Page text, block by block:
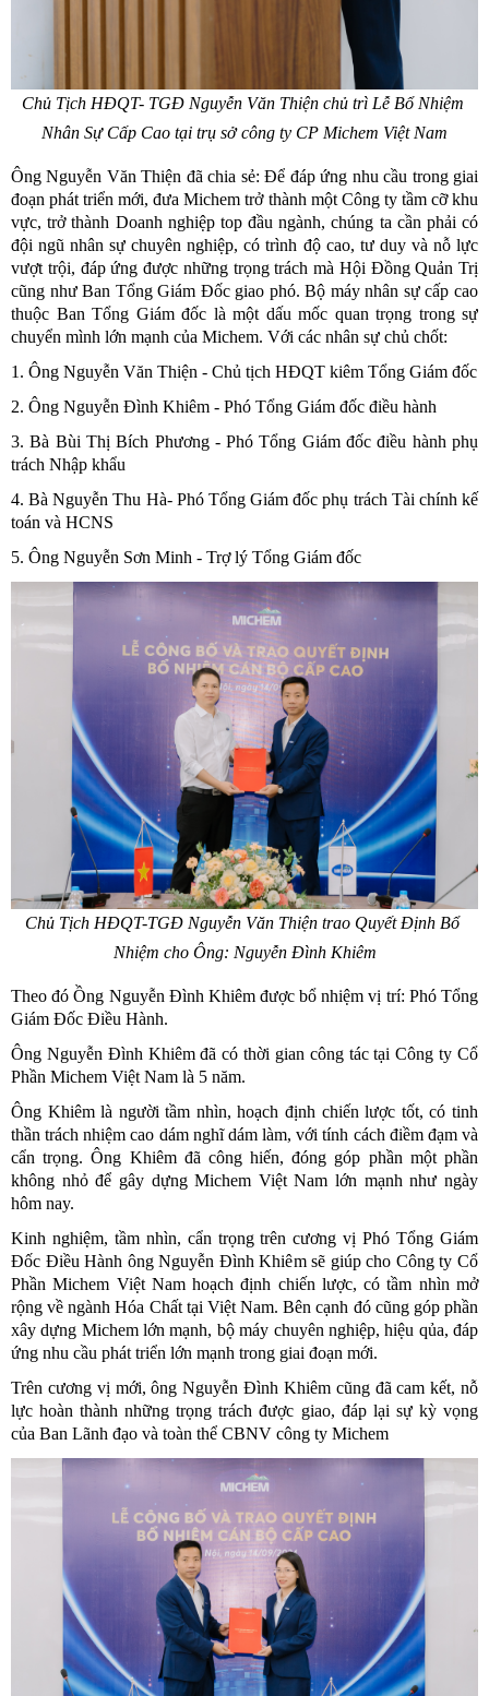
Chủ Tịch HĐQT- TGĐ Nguyễn Văn Thiện chủ trì Lễ Bổ Nhiệm
Nhân Sự Cấp Cao tại trụ sở công ty CP Michem Việt Nam
Ông Nguyễn Văn Thiện đã chia sẻ: Để đáp ứng nhu cầu trong giai
đoạn phát triển mới, đưa Michem trở thành một Công ty tầm cỡ khu
vực, trở thành Doanh nghiệp top đầu ngành, chúng ta cần phải có
đội ngũ nhân sự chuyên nghiệp, có trình độ cao, tư duy và nỗ lực
vượt trội, đáp ứng được những trọng trách mà Hội Đồng Quản Trị
cũng như Ban Tổng Giám Đốc giao phó. Bộ máy nhân sự cấp cao
thuộc Ban Tổng Giám đốc là một dấu mốc quan trọng trong sự
chuyển mình lớn mạnh của Michem. Với các nhân sự chủ chốt:
1. Ông Nguyễn Văn Thiện - Chủ tịch HĐQT kiêm Tổng Giám đốc
2. Ông Nguyễn Đình Khiêm - Phó Tổng Giám đốc điều hành
3. Bà Bùi Thị Bích Phương - Phó Tổng Giám đốc điều hành phụ
trách Nhập khẩu
4. Bà Nguyễn Thu Hà- Phó Tổng Giám đốc phụ trách Tài chính kế
toán và HCNS
5. Ông Nguyễn Sơn Minh - Trợ lý Tổng Giám đốc
Chủ Tịch HĐQT-TGĐ Nguyễn Văn Thiện trao Quyết Định Bổ
Nhiệm cho Ông: Nguyễn Đình Khiêm
Theo đó Ồng Nguyễn Đình Khiêm được bổ nhiệm vị trí: Phó Tổng
Giám Đốc Điều Hành.
Ông Nguyễn Đình Khiêm đã có thời gian công tác tại Công ty Cổ
Phần Michem Việt Nam là 5 năm.
Ông Khiêm là người tầm nhìn, hoạch định chiến lược tốt, có tinh
thần trách nhiệm cao dám nghĩ dám làm, với tính cách điềm đạm và
cẩn trọng. Ông Khiêm đã công hiến, đóng góp phần một phần
không nhỏ để gây dựng Michem Việt Nam lớn mạnh như ngày
hôm nay.
Kinh nghiệm, tầm nhìn, cẩn trọng trên cương vị Phó Tổng Giám
Đốc Điều Hành ông Nguyễn Đình Khiêm sẽ giúp cho Công ty Cổ
Phần Michem Việt Nam hoạch định chiến lược, có tầm nhìn mở
rộng về ngành Hóa Chất tại Việt Nam. Bên cạnh đó cũng góp phần
xây dựng Michem lớn mạnh, bộ máy chuyên nghiệp, hiệu qủa, đáp
ứng nhu cầu phát triển lớn mạnh trong giai đoạn mới.
Trên cương vị mới, ông Nguyễn Đình Khiêm cũng đã cam kết, nỗ
lực hoàn thành những trọng trách được giao, đáp lại sự kỳ vọng
của Ban Lãnh đạo và toàn thể CBNV công ty Michem